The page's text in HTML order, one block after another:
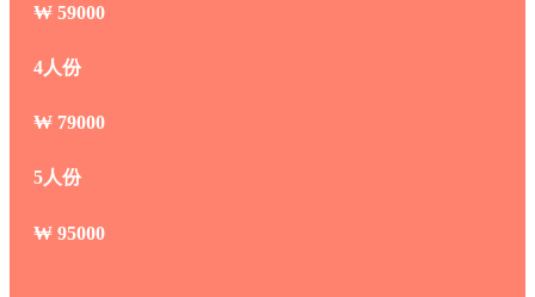
₩ 59000
4人份
₩ 79000
5人份
₩ 95000